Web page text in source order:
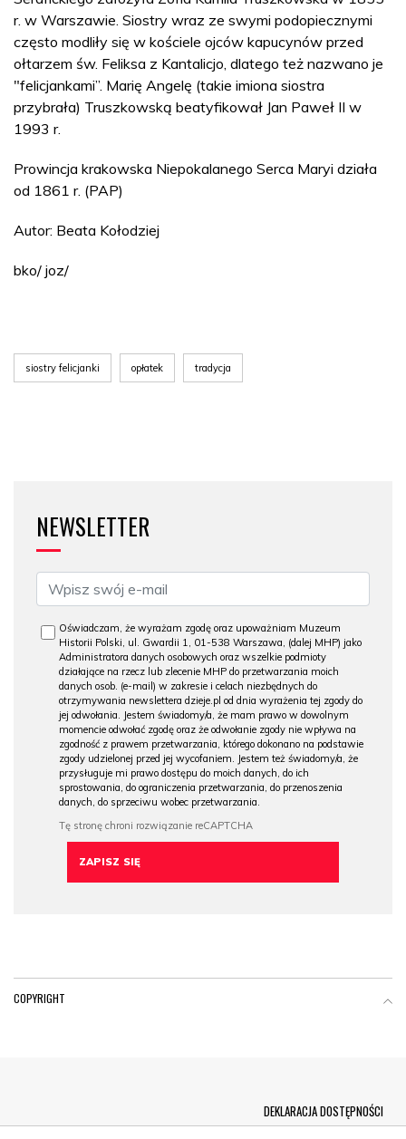
r. w Warszawie. Siostry wraz ze swymi podopiecznymi
często modliły się w kościele ojców kapucynów przed
ołtarzem św. Feliksa z Kantalicjo, dlatego też nazwano je
"felicjankami”. Marię Angelę (takie imiona siostra
przybrała) Truszkowską beatyfikował Jan Paweł II w
1993 r.
Prowincja krakowska Niepokalanego Serca Maryi działa
od 1861 r. (PAP)
Autor: Beata Kołodziej
bko/ joz/
siostry felicjanki opłatek tradycja
NEWSLETTER
Oświadczam, że wyrażam zgodę oraz upoważniam Muzeum
Historii Polski, ul. Gwardii 1, 01-538 Warszawa, (dalej MHP) jako
Administratora danych osobowych oraz wszelkie podmioty
działające na rzecz lub zlecenie MHP do przetwarzania moich
danych osob. (e-mail) w zakresie i celach niezbędnych do
otrzymywania newslettera dzieje.pl od dnia wyrażenia tej zgody do
jej odwołania. Jestem świadomy/a, że mam prawo w dowolnym
momencie odwołać zgodę oraz że odwołanie zgody nie wpływa na
zgodność z prawem przetwarzania, którego dokonano na podstawie
zgody udzielonej przed jej wycofaniem. Jestem też świadomy/a, że
przysługuje mi prawo dostępu do moich danych, do ich
sprostowania, do ograniczenia przetwarzania, do przenoszenia
danych, do sprzeciwu wobec przetwarzania.
COPYRIGHT
DEKLARACJA DOSTĘPNOŚCI